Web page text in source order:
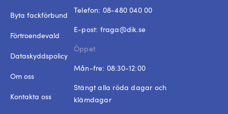
Byta fackförbund
Förtroendevald
Dataskyddspolicy
Om oss
Kontakta oss
Telefon: 08-480 040 00
E-post: fraga@dik.se
Öppet
Mån-fre: 08:30-12:00
Stängt alla röda dagar och
klämdagar